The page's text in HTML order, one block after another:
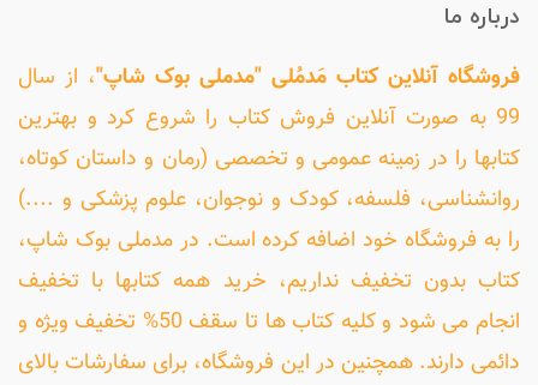
درباره ما
فروشگاه آنلاین کتاب مَدمُلی "مدملی بوک شاپ"، از سال
99 به صورت آنلاین فروش کتاب را شروع کرد و بهترین
کتابها را در زمینه عمومی و تخصصی (رمان و داستان کوتاه،
روانشناسی، فلسفه، کودک و نوجوان، علوم پزشکی و ....)
را به فروشگاه خود اضافه کرده است. در مدملی بوک شاپ،
کتاب بدون تخفیف نداریم، خرید همه کتابها با تخفیف
انجام می شود و کلیه کتاب ها تا سقف 50% تخفیف ویژه و
دائمی دارند. همچنین در این فروشگاه، برای سفارشات بالای